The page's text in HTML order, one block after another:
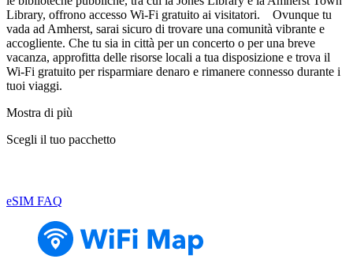
Library, offrono accesso Wi-Fi gratuito ai visitatori. Ovunque tu
vada ad Amherst, sarai sicuro di trovare una comunità vibrante e
accogliente. Che tu sia in città per un concerto o per una breve
vacanza, approfitta delle risorse locali a tua disposizione e trova il
Wi-Fi gratuito per risparmiare denaro e rimanere connesso durante i
tuoi viaggi.
Mostra di più
Scegli il tuo pacchetto
eSIM FAQ